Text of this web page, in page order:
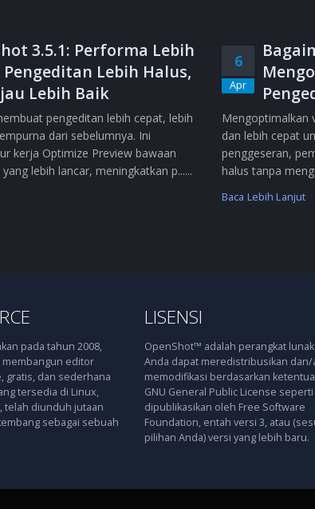
3.5.1: Performa Lebih
Pengeditan Lebih Halus,
Lebih Baik
pengeditan lebih cepat, lebih
dari sebelumnya. Ini
kerja Optimize Preview bawaan
lebih lancar, meningkatkan p......
6
Apr
Mengoptimalkan
dan lebih cepat
penggeseran,
halus tanpa
Baca Lebih Lanjut
pada tahun 2008,
membangun editor
gratis, dan sederhana
tersedia di Linux,
telah diunduh jutaan
sebagai sebuah
LISENSI
OpenShot™ adalah perangkat
Anda dapat meredistribusikan dan/
memodifikasi berdasarkan
GNU General Public License seperti
dipublikasikan oleh Free Software
Foundation, entah versi 3, atau
pilihan Anda) versi yang lebih baru.